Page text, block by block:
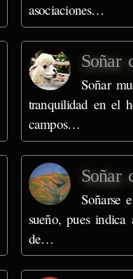
asociaciones…
Soñar
Soñar
tranquilidad en el
campos…
Soñar
Soñarse
sueño, pues indica
de…